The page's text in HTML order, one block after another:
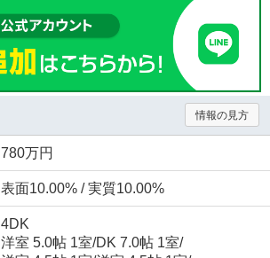
情報の見方
780万円
表面10.00% / 実質10.00%
4DK
洋室 5.0帖 1室/DK 7.0帖 1室/